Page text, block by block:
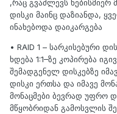
,რაც გვაძლევს ნებისმიერ
დისკი მაინც დაზიანდა,
ინახებოდა დაიკარგება
• RAID 1 – სარკისებური
ხდება 1:1–ზე კოპირება
შემადგენელ დისკებზე
დისკი ერთსა და იმავე
მონაცმები ბევრად უფრო
მწყობრიდან გამოსვლის